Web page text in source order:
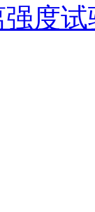
强度